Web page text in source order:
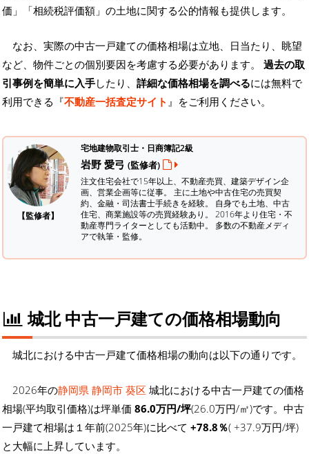
価」「相続税評価額」の土地に関する公的情報も提供します。
なお、実際の中古一戸建ての価格相場は立地、日当たり、眺望
など、物件ごとの個別要因を考慮する必要があります。 過去の取
引事例を簡単に入手したり、 詳細な価格相場を調べるには無料で
利用できる『不動産一括査定サイト 』をご利用ください。
【監修者】
宅地建物取引士・日商簿記2級
岩野 愛弓 (監修者)
注文住宅会社で15年以上、不動産売買、建築デザイン企
画、営業企画等に従事。 主に土地や中古住宅の売買契
約、金融・司法書士手続きを経験。 自身でも土地、中古
住宅、商業施設等の売買経験あり。 2016年より住宅・不
動産専門ライターとしても活動中。 多数の不動産メディ
アで執筆・監修。
城北 中古一戸建ての価格相場動向
城北における中古一戸建て価格相場の動向は以下の通りです。
2026年の静岡県 静岡市 葵区 城北における中古一戸建ての価格
相場(平均取引価格)は坪単価 86.0万円/坪(26.0万円/㎡)です。中古
一戸建て相場は１年前(2025年)に比べて +78.8％( +37.9万円/坪)
と大幅に上昇しています。